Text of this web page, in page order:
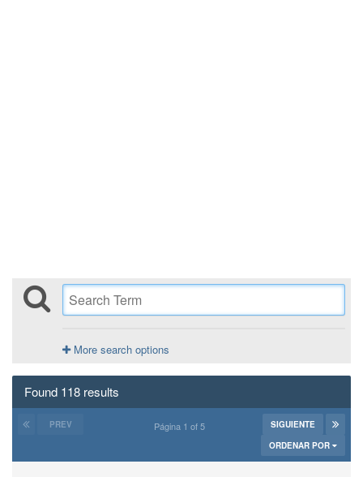
More search options
Found 118 results
PREV SIGUIENTE
Página 1 of 5
ORDENAR POR